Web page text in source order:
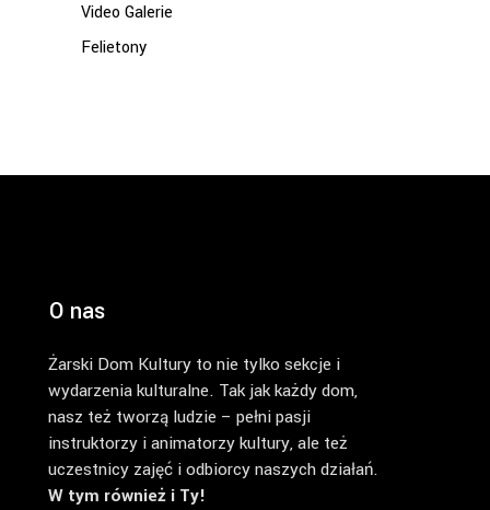
Video Galerie
Felietony
O nas
Żarski Dom Kultury to nie tylko sekcje i
wydarzenia kulturalne. Tak jak każdy dom,
nasz też tworzą ludzie – pełni pasji
instruktorzy i animatorzy kultury, ale też
uczestnicy zajęć i odbiorcy naszych działań.
W tym również i Ty!